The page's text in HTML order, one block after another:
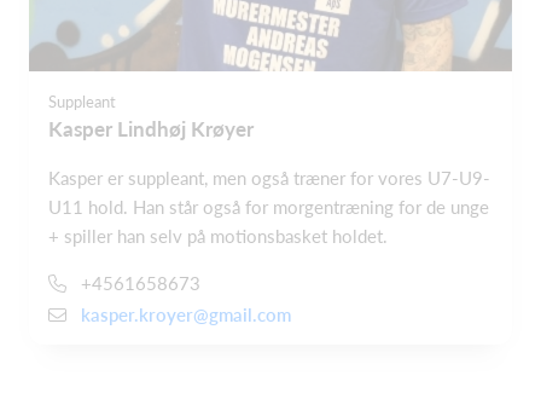
Suppleant
Kasper Lindhøj Krøyer
Kasper er suppleant, men også træner for vores U7-U9-
U11 hold. Han står også for morgentræning for de unge
+ spiller han selv på motionsbasket holdet.
+4561658673
kasper.kroyer@gmail.com